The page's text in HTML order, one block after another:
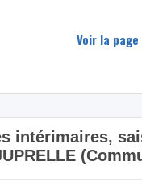
Voir la
intérimaires,